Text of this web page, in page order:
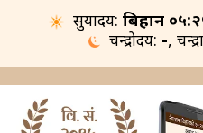
सुर्योदय:बिहान
चन्द्रोदय: -,